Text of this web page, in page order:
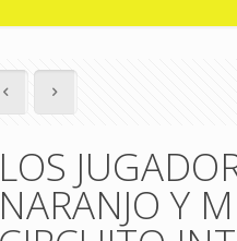
LOS
NARANJO Y